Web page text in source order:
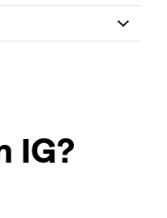
IG?